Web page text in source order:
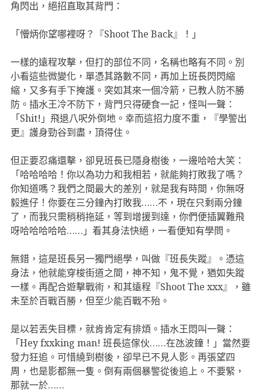
角閃出，絕招直取其背門：
「懵炳你望哪裡呀？『Shoot The Back』！」
一樣的遠程攻擊，但打的部位不同，名稱也略有不同。別
小看這些微變化，單憑其路數不同，再加上班長閃閃縮
縮，又多有手下掩護。突如其來一個冷箭，已教人防不勝
防。插水王冷不防下，背門只得硬食一記，怪叫一聲：
「Shit!」飛退八呎外倒地。幸而這招力度不重，『學警出
更』護身勁谷到盡，頂得住。
但正要忍痛還擊，卻見班長已隱身樹後，一邊哈哈大笑：
「哈哈哈哈！你以為功力和我相若，就能夠打敗我了嗎？
你知道嗎？我們之間最大的差別，就是我有時間，你無呀
毅進仔！你要在三分鐘內打敗我……不，現在只剩兩分鐘
了，而我只需稍稍拖延，等到增援到達，你們便插翼難飛
呀哈哈哈哈哈……」看其身法快絕，一看便知有學問。
無錯，這是班長另一獨門絕學，叫做『班長失蹤』。憑這
身法，他就能穿梭街道之間，神不知，鬼不覺，猶如失蹤
一樣。再配合遊擊戰術，和其遠程『Shoot The xxx』，雖
未至於百戰百勝，但至少能百戰不殆。
是以若丟失目標，就肯肯定有排煩。插水王悶叫一聲：
「Hey fxxking man! 班長這傢伙……在氹波鐘！」當然要
發力狂追。可惜繞到樹後，卻早已不見人影。再張望四
周，也是影都無一隻。倒有兩個暴警從後追上。不要緊，
那就一於……